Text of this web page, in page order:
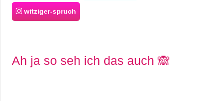
witziger-spruch
Ah ja so seh ich das auch 🙈